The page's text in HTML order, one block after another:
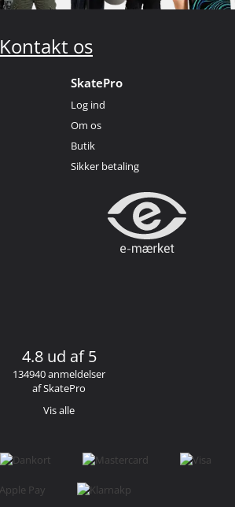
Kontakt os
SkatePro
Log ind
Om os
Butik
Sikker betaling
4.8 ud af 5
134940 anmeldelser
af SkatePro
Vis alle